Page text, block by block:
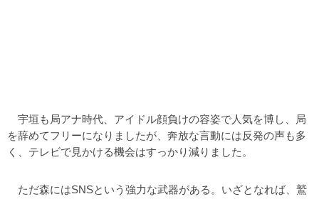
宇垣も局アナ時代、アイドル顔負けの容姿で人気を博し、局
を辞めてフリーになりましたが、奔放な言動には反発の声も多
く、テレビで見かける機会はすっかり減りました。
ただ森にはSNSという強力な武器がある。いざとなれば、鷲